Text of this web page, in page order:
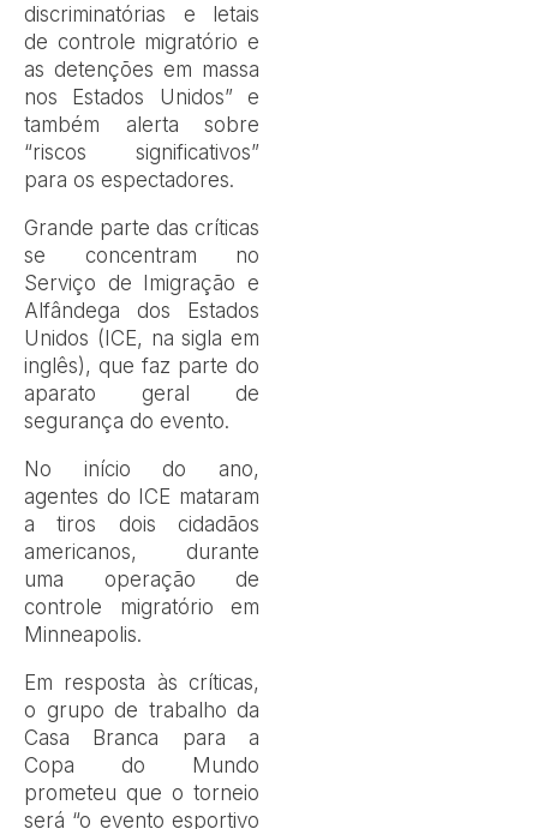
discriminatórias e letais
de controle migratório e
as detenções em massa
nos Estados Unidos” e
também alerta sobre
“riscos significativos”
para os espectadores.
Grande parte das críticas
se concentram no
Serviço de Imigração e
Alfândega dos Estados
Unidos (ICE, na sigla em
inglês), que faz parte do
aparato geral de
segurança do evento.
No início do ano,
agentes do ICE mataram
a tiros dois cidadãos
americanos, durante
uma operação de
controle migratório em
Minneapolis.
Em resposta às críticas,
o grupo de trabalho da
Casa Branca para a
Copa do Mundo
prometeu que o torneio
será “o evento esportivo